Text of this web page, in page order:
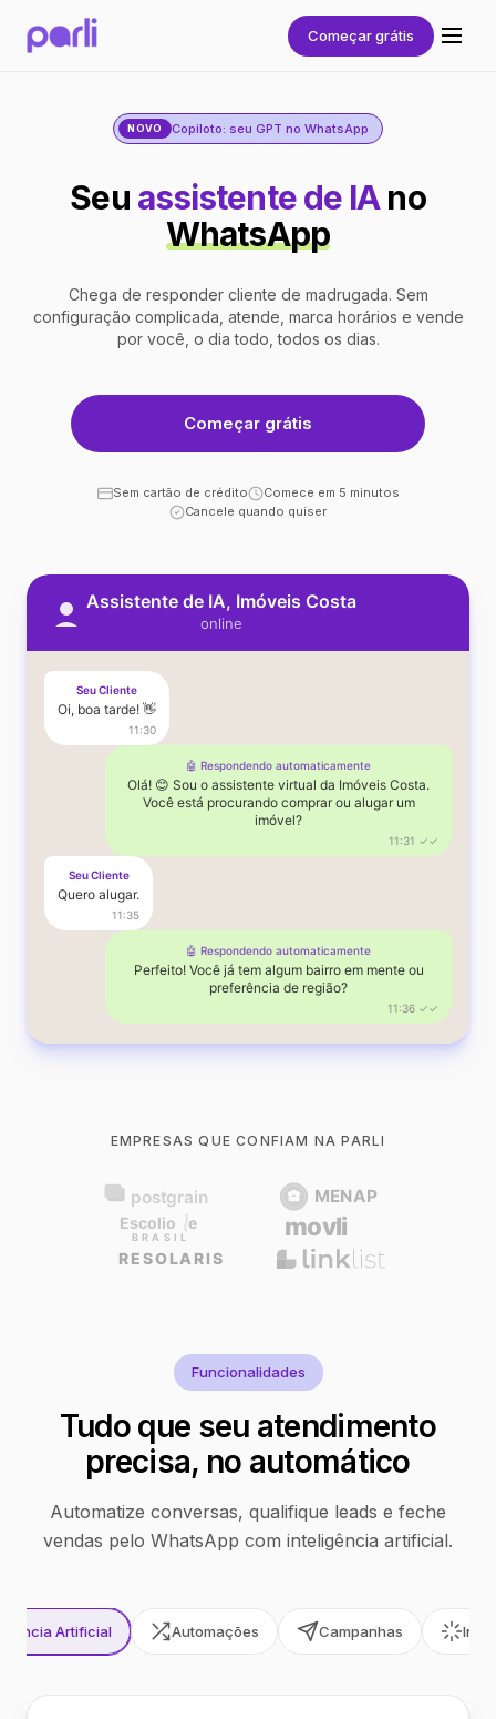
Começar grátis
NOVO Copiloto: seu GPT no WhatsApp
Seu assistente de IAno
WhatsApp
Chega de responder cliente de madrugada. Sem
configuração complicada, atende, marca horários e vende
por você, o dia todo, todos os dias.
Começar grátis
Sem cartão de crédito
Comece em 5 minutos
Cancele quando quiser
Assistente de IA, Imóveis Costa
online
Seu Cliente
Oi, boa tarde! 👋
11:30
🤖 Respondendo automaticamente
Olá! 😊 Sou o assistente virtual da Imóveis Costa.
Você está procurando comprar ou alugar um
imóvel?
11:31 ✓✓
Seu Cliente
Quero alugar.
11:35
🤖 Respondendo automaticamente
Perfeito! Você já tem algum bairro em mente ou
preferência de região?
11:36 ✓✓
EMPRESAS QUE CONFIAM NA PARLI
Funcionalidades
Tudo que seu atendimento
precisa, no automático
Automatize conversas, qualifique leads e feche
vendas pelo WhatsApp com inteligência artificial.
Artificial Automações Campanhas